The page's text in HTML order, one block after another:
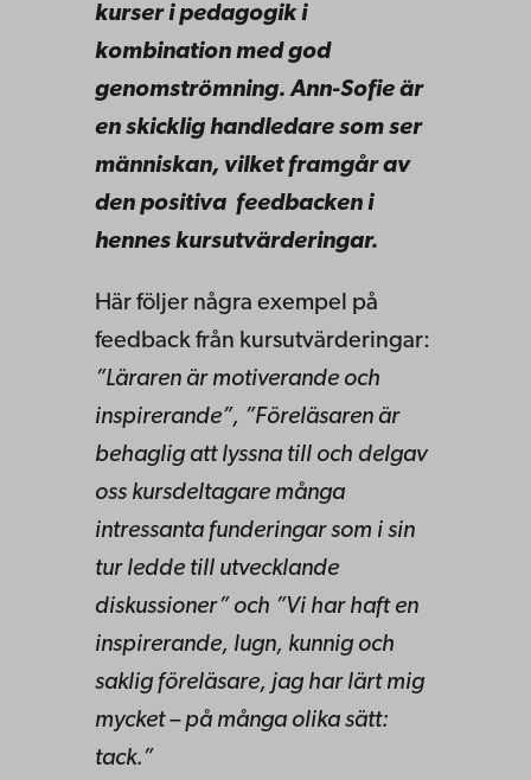
kurser i pedagogik i
kombination med god
genomströmning. Ann-Sofie är
en skicklig handledare som ser
människan, vilket framgår av
den positiva feedbacken i
hennes kursutvärderingar.
Här följer några exempel på
feedback från kursutvärderingar:
”Läraren är motiverande och
inspirerande”, ”Föreläsaren är
behaglig att lyssna till och delgav
oss kursdeltagare många
intressanta funderingar som i sin
tur ledde till utvecklande
diskussioner” och ”Vi har haft en
inspirerande, lugn, kunnig och
saklig föreläsare, jag har lärt mig
mycket – på många olika sätt:
tack.”